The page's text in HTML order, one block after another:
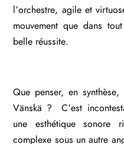
l’orchestre, agile et
mouvement que dans
belle réussite.
Que penser, en
Vänskä ? C’est
une esthétique sonore
complexe sous un autre